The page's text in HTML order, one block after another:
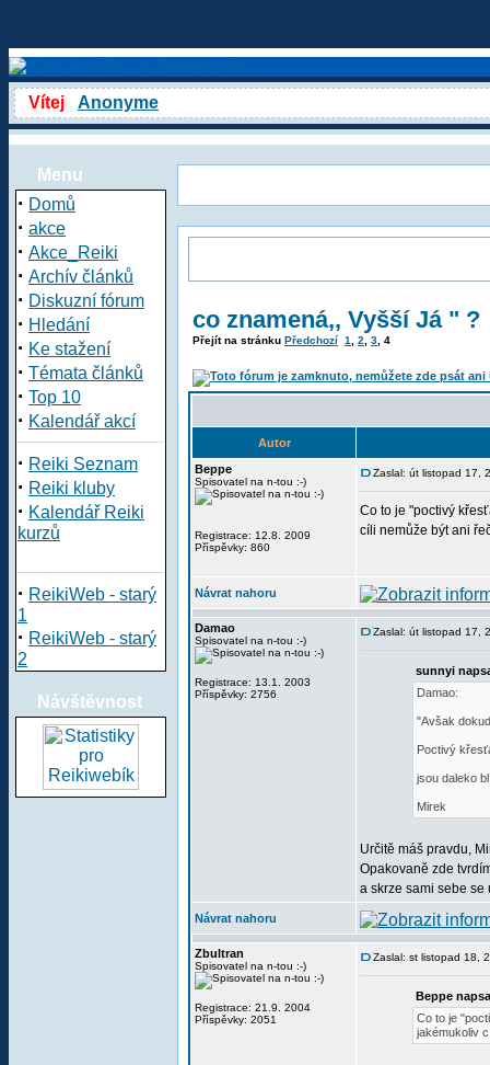
Vítej Anonyme
Menu
· Domů
· akce
· Akce_Reiki
· Archív článků
· Diskuzní fórum
· Hledání
· Ke stažení
· Témata článků
· Top 10
· Kalendář akcí
· Reiki Seznam
· Reiki kluby
· Kalendář Reiki
kurzů
· ReikiWeb - starý
1
· ReikiWeb - starý
2
Návštěvnost
co znamená,, Vyšší Já " ?
Přejít na stránku Předchozí 1 2 3 4
Autor
Beppe
Spisovatel na n-tou :-)
Registrace: 12.8. 2009
Příspěvky: 860
Zaslal: út listopad 17,
Co to je "poctivý
cíli nemůže být ani
Návrat nahoru
Damao
Spisovatel na n-tou :-)
Registrace: 13.1. 2003
Příspěvky: 2756
Zaslal: út listopad 17,
sunnyi
Damao:
"Avšak
Poctivý
jsou daleko
Mirek
Určitě máš pravdu,
Opakovaně zde
a skrze sami sebe se
Návrat nahoru
Zbultran
Spisovatel na n-tou :-)
Registrace: 21.9. 2004
Příspěvky: 2051
Zaslal: st listopad 18,
Beppe
Co to je
jakémukoliv